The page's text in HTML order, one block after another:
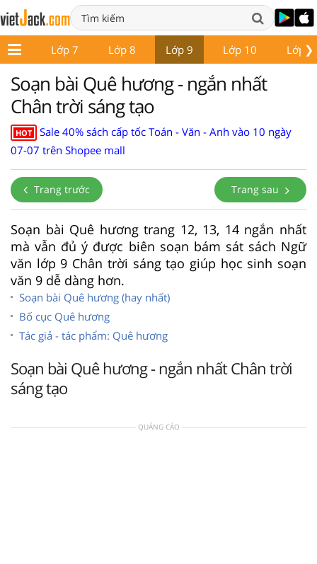
❯
6 Lớp 7 Lớp 8 Lớp 9 Lớp 10 Lớp
Soạn bài Quê hương - ngắn nhất
Chân trời sáng tạo
HOT
Sale 40% sách cấp tốc Toán - Văn - Anh vào 10 ngày
07-07 trên Shopee mall
Trang trước Trang sau
Soạn bài Quê hương trang 12, 13, 14 ngắn nhất
mà vẫn đủ ý được biên soạn bám sát sách Ngữ
văn lớp 9 Chân trời sáng tạo giúp học sinh soạn
văn 9 dễ dàng hơn.
Soạn bài Quê hương (hay nhất)
Bố cục Quê hương
Tác giả - tác phẩm: Quê hương
Soạn bài Quê hương - ngắn nhất Chân trời
sáng tạo
QUẢNG CÁO